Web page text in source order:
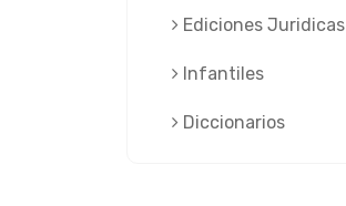
Ediciones Juridicas
Infantiles
Diccionarios